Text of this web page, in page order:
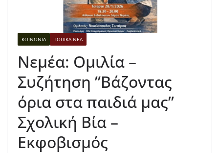
ΚΟΙΝΩΝΙΑ ΤΟΠΙΚΑ ΝΕΑ
Νεμέα: Ομιλία –
Συζήτηση ”Βάζοντας
όρια στα παιδιά μας”
Σχολική Βία –
Εκφοβισμός